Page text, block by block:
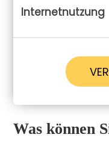
Internetnutzung
Was können